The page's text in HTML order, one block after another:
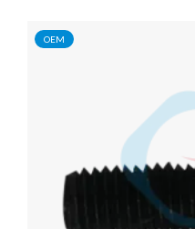
OEM